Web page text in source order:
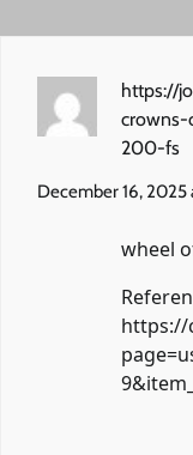
https://
200-fs
December 16, 2025
wheel
https://